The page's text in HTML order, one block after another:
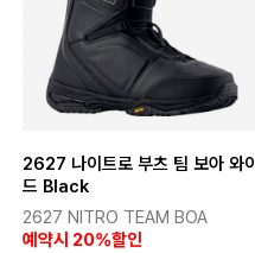
2627 나이트로 부츠 팀 보아 와이
드 Black
2627 NITRO TEAM BOA
예약시 20%할인